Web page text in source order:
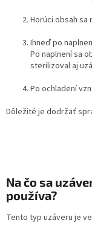
Horúci obsah sa
Ihneď po
Po naplnení sa
sterilizoval aj
Po ochladení
Dôležité je dodržať
Na čo sa
používa?
Tento typ uzáveru je